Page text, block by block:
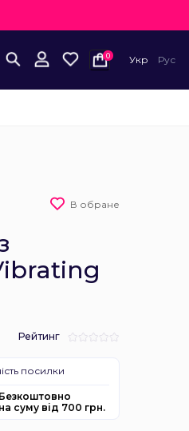
0 Укр Рус
В обране
Рейтинг
посилки
Безкоштовно
на суму від 700 грн.